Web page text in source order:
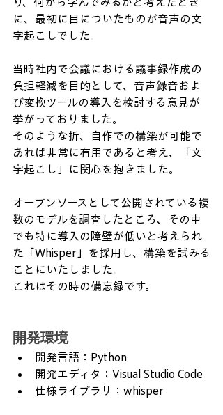
に、最初に目についたものが音声の文
字起こしでした。
当時社内で会議における議事録作成の
負担軽減を目的として、音声録音およ
び変換ツールの導入を検討する意見が
挙がっておりました。
そのような折、自作での構築が可能で
あれば非常に有用であると考え、「文
字起こし」に関心を抱きました。
オープンソースとして公開されている複
数のモデルを調査したところ、その中
でも特に導入の障壁が低いと考えられ
た「Whisper」を採用し、構築を試みる
ことにいたしました。
これはその時の備忘録です。
開発環境
開発言語：Python
開発エディタ：Visual Studio Code
仕様ライブラリ：whisper